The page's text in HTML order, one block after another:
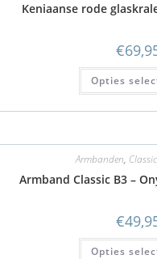
Keniaanse rode
€
Opties
Armbanden,
Armband Classic B3 –
€
Opties